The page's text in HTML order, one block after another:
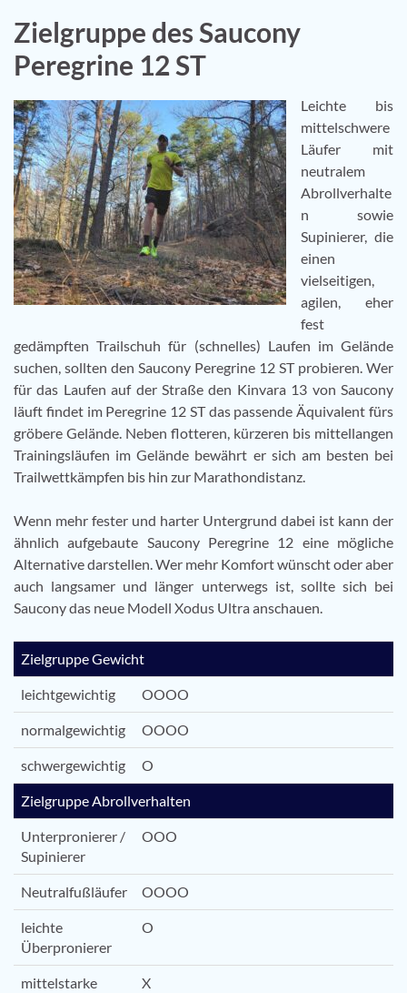
Zielgruppe des Saucony
Peregrine 12 ST
Leichte bis
mittelschwere
Läufer mit
neutralem
Abrollverhalte
n sowie
Supinierer, die
einen
vielseitigen,
agilen, eher
fest
gedämpften Trailschuh für (schnelles) Laufen im Gelände
suchen, sollten den Saucony Peregrine 12 ST probieren. Wer
für das Laufen auf der Straße den Kinvara 13 von Saucony
läuft findet im Peregrine 12 ST das passende Äquivalent fürs
gröbere Gelände. Neben flotteren, kürzeren bis mittellangen
Trainingsläufen im Gelände bewährt er sich am besten bei
Trailwettkämpfen bis hin zur Marathondistanz.
Wenn mehr fester und harter Untergrund dabei ist kann der
ähnlich aufgebaute Saucony Peregrine 12 eine mögliche
Alternative darstellen. Wer mehr Komfort wünscht oder aber
auch langsamer und länger unterwegs ist, sollte sich bei
Saucony das neue Modell Xodus Ultra anschauen.
Zielgruppe Gewicht
leichtgewichtig OOOO
normalgewichtig OOOO
schwergewichtig O
Zielgruppe Abrollverhalten
Unterpronierer /
Supinierer
OOO
Neutralfußläufer OOOO
leichte
Überpronierer
O
mittelstarke
X